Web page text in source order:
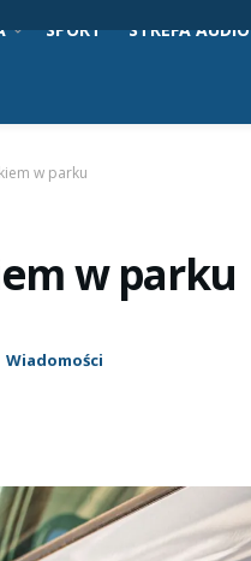
SPORT STREFA AUDIO
w parku
w parku
Wiadomości